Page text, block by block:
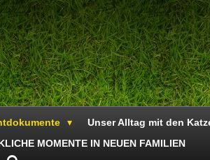
Unser Alltag mit den
MOMENTE IN NEUEN FAMILIEN